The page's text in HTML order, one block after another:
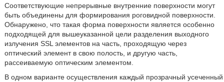
Соответствующие непрерывные внутренние поверхности могут
быть объединены для формирования роговидной поверхности.
Обнаружено, что такая форма поверхности является особенно
подходящей для вышеуказанной цели разделения выходного
излучения SSL элементов на часть, проходящую через
оптический элемент в свою полость, и другую часть,
рассеиваемую оптическим элементом.
В одном варианте осуществления каждый прозрачный усеченный